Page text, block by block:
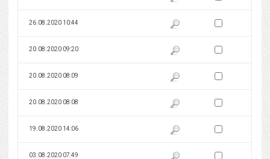
26.08.2020 10:44 Pokaż podgląd wersji z dnia
Zaznacz wersję do
20.08.2020 09:20 Pokaż podgląd wersji z dnia
Zaznacz wersję do
20.08.2020 08:09 Pokaż podgląd wersji z dnia
Zaznacz wersję do
20.08.2020 08:08 Pokaż podgląd wersji z dnia
Zaznacz wersję do
19.08.2020 14:06 Pokaż podgląd wersji z dnia
Zaznacz wersję do
03.08.2020 07:49 Pokaż podgląd wersji z dnia
Zaznacz wersję do